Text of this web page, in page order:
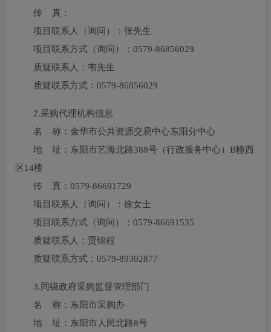
传 真：
项目联系人（询问）： 张先生
项目联系方式（询问）： 0579-86856029
质疑联系人： 韦先生
质疑联系方式： 0579-86856029
2.采购代理机构信息
名 称： 金华市公共资源交易中心东阳分中心
地 址： 东阳市艺海北路388号（行政服务中心）B幢西
区14楼
传 真： 0579-86691729
项目联系人（询问）： 徐女士
项目联系方式（询问）： 0579-86691535
质疑联系人： 贾锦程
质疑联系方式： 0579-89302877
3. 同级政府采购监督管理部门
名 称：东阳市采购办
地 址：东阳市人民北路8号